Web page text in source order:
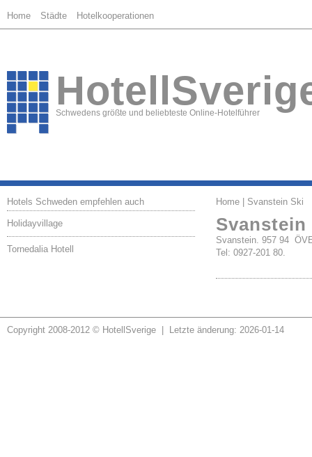
Home Städte Hotelkooperationen
Schwedens größte und beliebteste Online-Hotelführer
Hotels Schweden empfehlen auch
Holidayvillage
Tornedalia Hotell
Home | Svanstein Ski
Svanstein
Svanstein. 957 94
Tel: 0927-201 80.
Copyright 2008-2012 © HotellSverige | Letzte änderung: 2026-01-14